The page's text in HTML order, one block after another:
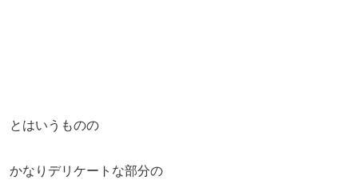
とはいうものの
かなりデリケートな部分の